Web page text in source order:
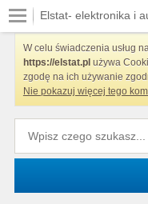
W celu świadczenia usług
https://elstat.pl używa
zgodę na ich używanie
Nie pokazuj więcej tego